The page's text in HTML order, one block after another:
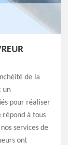
de la
un
pour réaliser
répond à tous
services de
ont